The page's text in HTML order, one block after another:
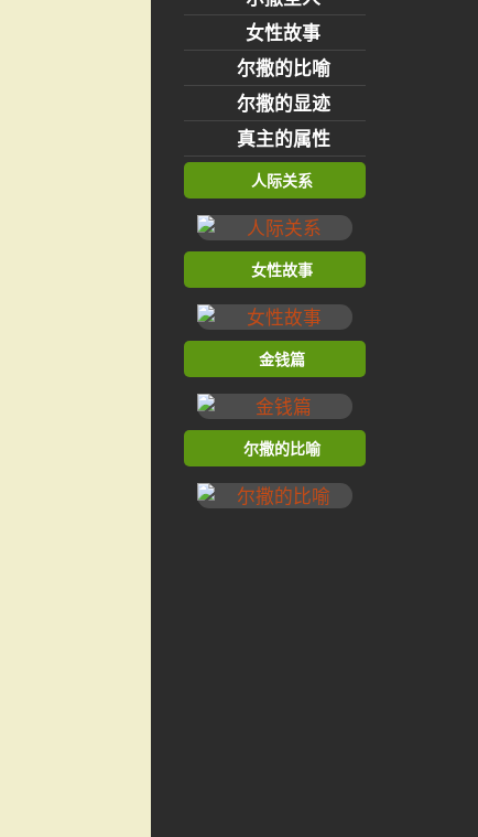
女性故事
尔撒的比喻
尔撒的显迹
真主的属性
人际关系
女性故事
金钱篇
尔撒的比喻